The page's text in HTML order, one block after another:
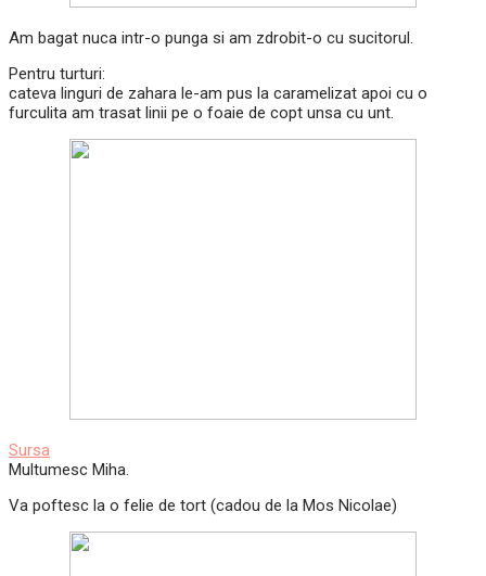
Am bagat nuca intr-o punga si am zdrobit-o cu sucitorul.
Pentru turturi:
cateva linguri de zahara le-am pus la caramelizat apoi cu o
furculita am trasat linii pe o foaie de copt unsa cu unt.
Sursa
Multumesc Miha.
Va poftesc la o felie de tort (cadou de la Mos Nicolae)